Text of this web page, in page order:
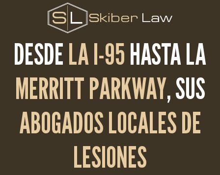
DESDELA I-95HASTA LA
MERRITT PARKWAY, SUS
ABOGADOS LOCALES DE
LESIONES